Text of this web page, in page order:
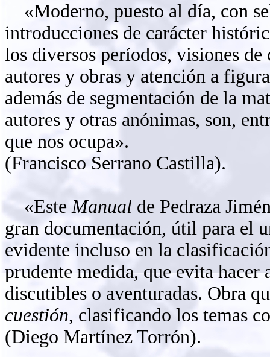
«Moderno, puesto al día, con
introducciones de carácter
los diversos períodos, visiones
autores y obras y atención a
además de segmentación de la
autores y otras anónimas, son,
que nos ocupa».
(Francisco Serrano Castilla).
«EsteManual de Pedraza
gran documentación, útil para el
evidente incluso en la
prudente medida, que evita
discutibles o aventuradas. Obra
cuestión, clasificando los temas
(Diego Martínez Torrón).